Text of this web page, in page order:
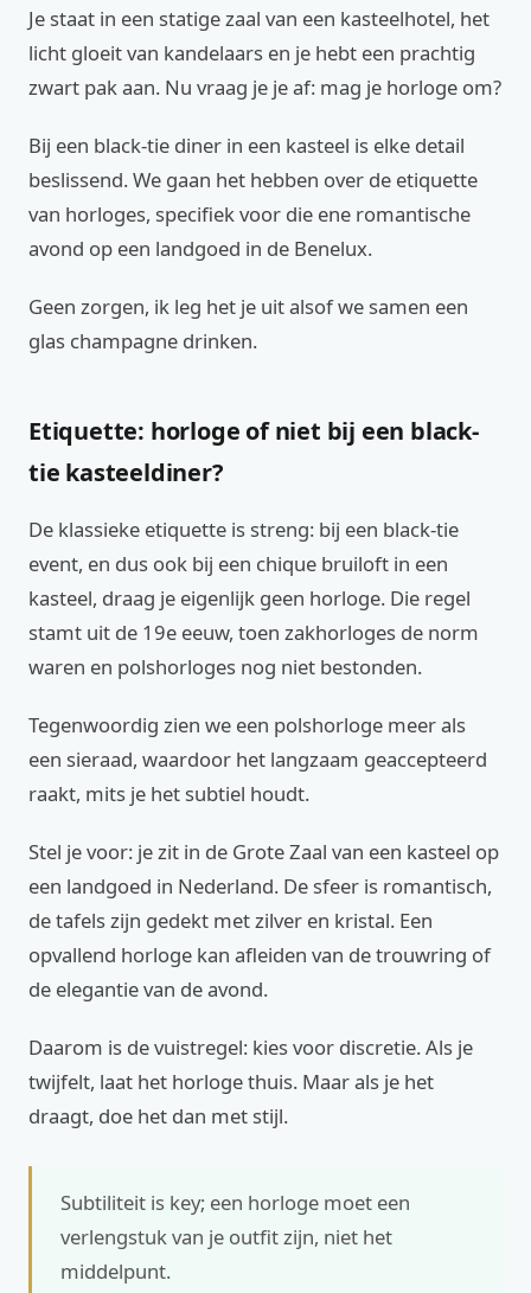
Je staat in een statige zaal van een kasteelhotel, het
licht gloeit van kandelaars en je hebt een prachtig
zwart pak aan. Nu vraag je je af: mag je horloge om?
Bij een black-tie diner in een kasteel is elke detail
beslissend. We gaan het hebben over de etiquette
van horloges, specifiek voor die ene romantische
avond op een landgoed in de Benelux.
Geen zorgen, ik leg het je uit alsof we samen een
glas champagne drinken.
Etiquette: horloge of niet bij een black-
tie kasteeldiner?
De klassieke etiquette is streng: bij een black-tie
event, en dus ook bij een chique bruiloft in een
kasteel, draag je eigenlijk geen horloge. Die regel
stamt uit de 19e eeuw, toen zakhorloges de norm
waren en polshorloges nog niet bestonden.
Tegenwoordig zien we een polshorloge meer als
een sieraad, waardoor het langzaam geaccepteerd
raakt, mits je het subtiel houdt.
Stel je voor: je zit in de Grote Zaal van een kasteel op
een landgoed in Nederland. De sfeer is romantisch,
de tafels zijn gedekt met zilver en kristal. Een
opvallend horloge kan afleiden van de trouwring of
de elegantie van de avond.
Daarom is de vuistregel: kies voor discretie. Als je
twijfelt, laat het horloge thuis. Maar als je het
draagt, doe het dan met stijl.
Subtiliteit is key; een horloge moet een
verlengstuk van je outfit zijn, niet het
middelpunt.